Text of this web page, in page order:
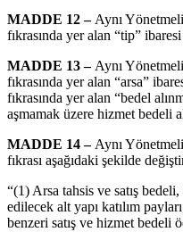
MADDE 12 – Aynı
fıkrasında yer alan “tip”
MADDE 13 – Aynı
fıkrasında yer alan “arsa”
fıkrasında yer alan “bedel
aşmamak üzere hizmet bedeli
MADDE 14 – Aynı
fıkrası aşağıdaki şekilde
“(1) Arsa tahsis ve satış
edilecek alt yapı katılım
benzeri satış ve hizmet bedeli